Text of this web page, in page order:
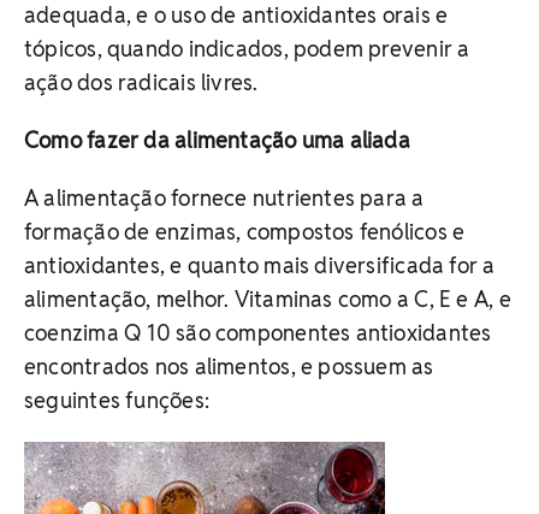
adequada, e o uso de antioxidantes orais e
tópicos, quando indicados, podem prevenir a
ação dos radicais livres.
Como fazer da alimentação uma aliada
A alimentação fornece nutrientes para a
formação de enzimas, compostos fenólicos e
antioxidantes, e quanto mais diversificada for a
alimentação, melhor. Vitaminas como a C, E e A, e
coenzima Q 10 são componentes antioxidantes
encontrados nos alimentos, e possuem as
seguintes funções: